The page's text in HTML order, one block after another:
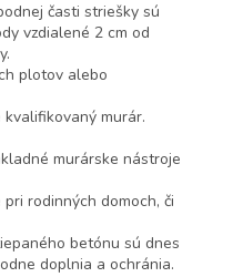
časti striešky sú
vzdialené 2 cm od
plotov alebo
murár.
murárske nástroje
rodinných domoch, či
betónu sú dnes
doplnia a ochránia.